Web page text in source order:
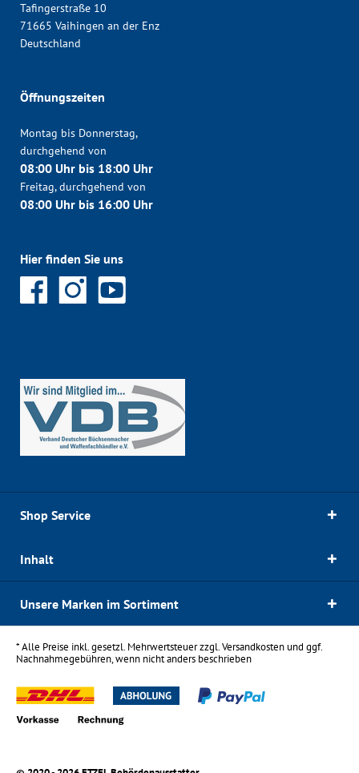
Tafingerstraße 10
71665 Vaihingen an der Enz
Deutschland
Öffnungszeiten
Montag bis Donnerstag,
durchgehend von
08:00 Uhr bis 18:00 Uhr
Freitag, durchgehend von
08:00 Uhr bis 16:00 Uhr
Hier finden Sie uns
Shop Service
Inhalt
Unsere Marken im Sortiment
* Alle Preise inkl. gesetzl. Mehrwertsteuer zzgl.Versandkostenund ggf.
Nachnahmegebühren, wenn nicht anders beschrieben